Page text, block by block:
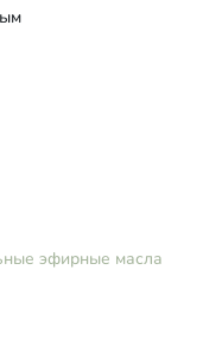
эфирные масла